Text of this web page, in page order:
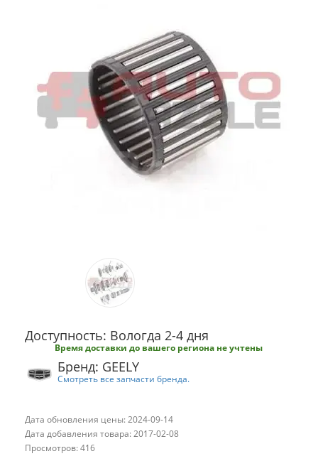
Доступность: Вологда 2-4 дня
Время доставки до вашего региона не учтены
Бренд: GEELY
Смотреть все запчасти бренда.
Дата обновления цены: 2024-09-14
Дата добавления товара: 2017-02-08
Просмотров: 416